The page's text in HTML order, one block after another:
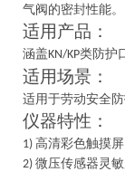
气阀的密封性能。
适用产品：
涵盖KN/KP类防护
适用场景：
适用于劳动安全
仪器特性：
1) 高清彩色触摸
2) 微压传感器灵